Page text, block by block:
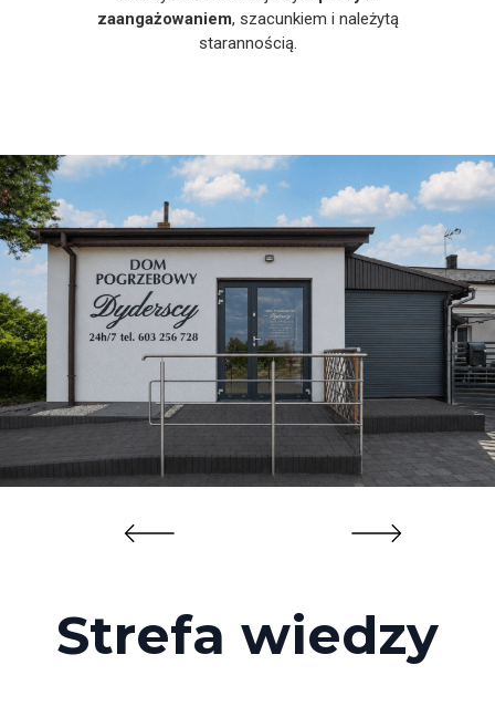
zaangażowaniem, szacunkiem i należytą
starannością.
Strefa wiedzy